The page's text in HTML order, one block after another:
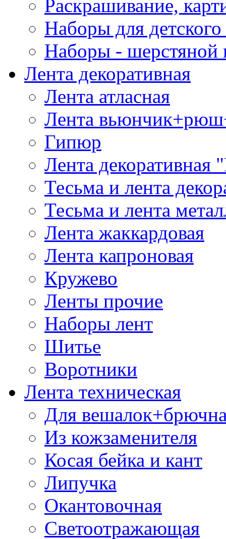
Раскрашивание,
Наборы для
Наборы - шерстяной
Лента декоративная
Лента атласная
Лента
Гипюр
Лента декоративная
Тесьма и лента
Тесьма и лента
Лента жаккардовая
Лента капроновая
Кружево
Ленты прочие
Наборы лент
Шитье
Воротники
Лента техническая
Для
Из кожзаменителя
Косая бейка и кант
Липучка
Окантовочная
Светоотражающая